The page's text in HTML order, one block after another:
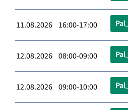
11.08.2026 16:00-17:00
12.08.2026 08:00-09:00
12.08.2026 09:00-10:00